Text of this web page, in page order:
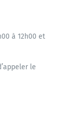
à 12h00 et
le